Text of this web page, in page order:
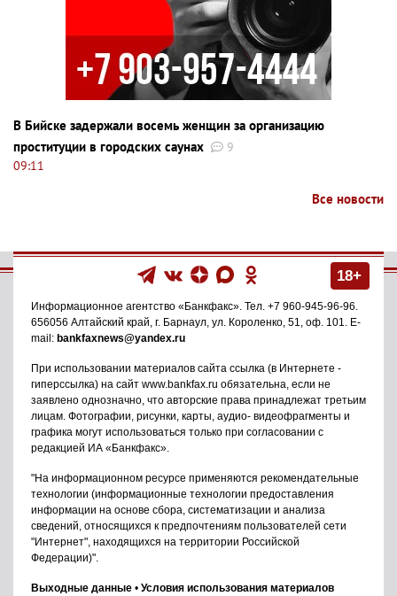
В Бийске задержали восемь женщин за организацию
проституции в городских саунах
9
09:11
Все новости
18+
Информационное агентство «Банкфакс» . Тел. +7 960-945-96-96
656056 Алтайский край, г. Барнаул ул. Короленко, 51, оф. 101
. E-
mail: bankfaxnews@yandex.ru
При использовании материалов сайта ссылка (в Интернете -
гиперссылка) на сайт www.bankfax.ru обязательна, если не
заявлено однозначно, что авторские права принадлежат третьим
лицам. Фотографии, рисунки, карты, аудио- видеофрагменты и
графика могут использоваться только при согласовании с
редакцией ИА «Банкфакс».
"На информационном ресурсе применяются рекомендательные
технологии (информационные технологии предоставления
информации на основе сбора, систематизации и анализа
сведений, относящихся к предпочтениям пользователей сети
"Интернет", находящихся на территории Российской
Федерации)".
Выходные данные • Условия использования материалов